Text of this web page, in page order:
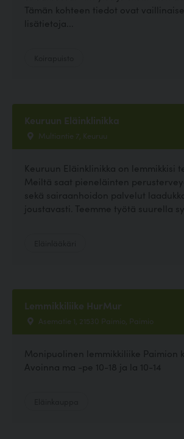
Tämän kohteen tiedot ovat
lisätietoja...
Keuruun Eläinklinikka
Multiantie 7, Keuruu
Keuruun Eläinklinikka on lemmikkisi
Meiltä saat pieneläinten
sekä sairaanhoidon palvelut
joustavasti. Teemme työtä suurella
Lemmikkiliike HurMur
Asematie 1, 21530 Paimio, Paimio
Monipuolinen lemmikkiliike Paimion
Avoinna ma -pe 10-18 ja la 10-14